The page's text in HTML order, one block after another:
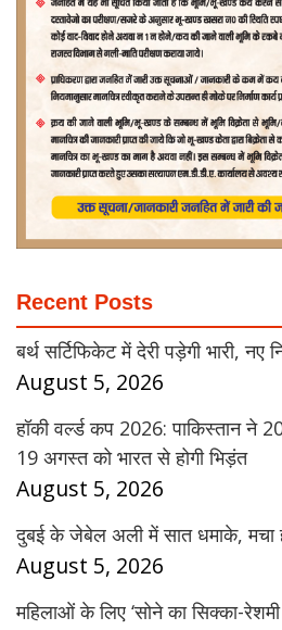
Recent Posts
बर्थ सर्टिफिकेट में देरी पड़ेगी भारी, नए
August 5, 2026
हॉकी वर्ल्ड कप 2026: पाकिस्तान ने
19 अगस्त को भारत से होगी भिड़ंत
August 5, 2026
दुबई के जेबेल अली में सात धमाके,
August 5, 2026
महिलाओं के लिए ‘सोने का सिक्का-रेशमी